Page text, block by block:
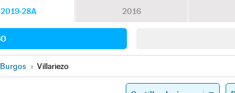
2019-28A 2016
Burgos » Villariezo